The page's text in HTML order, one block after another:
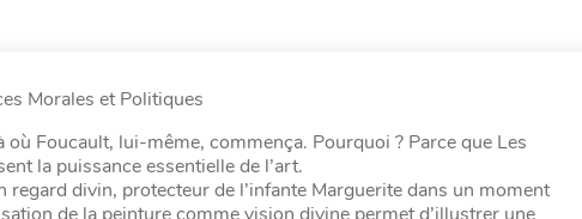
Morales et Politiques
Foucault, lui-même, commença. Pourquoi ? Parce que Les
la puissance essentielle de l’art.
divin, protecteur de l’infante Marguerite dans un moment